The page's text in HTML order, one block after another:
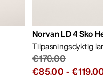
Norvan LD 4 Sko
Tilpasningsdyktig
€170.00
€85.00 -